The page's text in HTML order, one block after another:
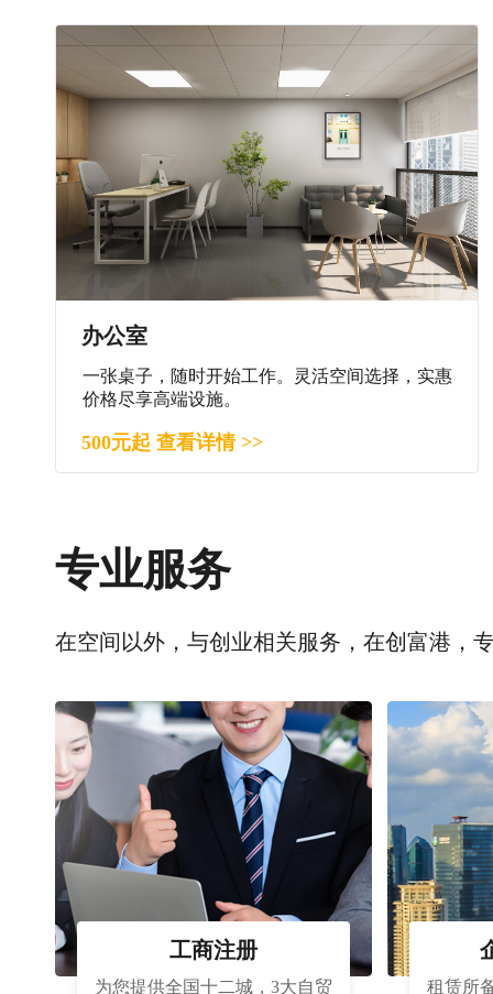
办公室
一张桌子，随时开始工作。灵活空间选择，实惠
价格尽享高端设施。
500元起 查看详情 >>
专业服务
在空间以外，与创业相关服务，在创富港，
工商注册
为您提供全国十二城，3大自贸
租赁所